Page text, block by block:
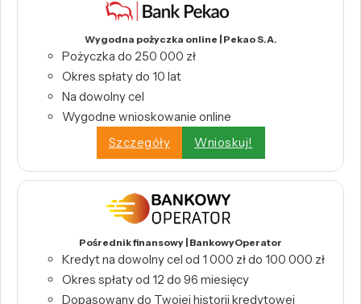
Wygodna pożyczka online | Pekao S.A.
Pożyczka do 250 000 zł
Okres spłaty do 10 lat
Na dowolny cel
Wygodne wnioskowanie online
Szczegóły
Wnioskuj!
Pośrednik finansowy | BankowyOperator
Kredyt na dowolny cel od 1 000 zł do 100 000 zł
Okres spłaty od 12 do 96 miesięcy
Dopasowany do Twojej historii kredytowej